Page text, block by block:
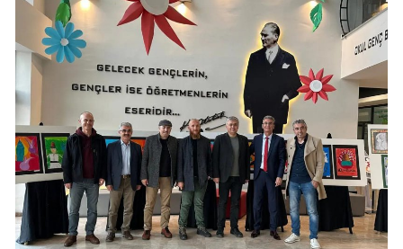
Elazığ
Erzincan
Erzurum
Eskişehir
Gaziantep
Giresun
Gümüşhane